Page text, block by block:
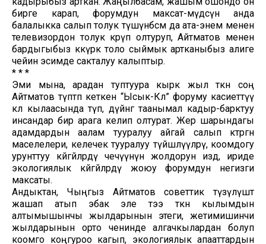
бирге карап, форумдун максат-мүдөөсүн анда
балалыкка салып толук түшүнбөсөм да ата-энем менен
телевизордон толук көрүп олтуруп, Айтматов менен
бардыгыбыз көкүрөк толо сыймык артканыбыз алиге
чейин эсимде сакталуу калыптыр.
* * *
Эми мына, арадан туптуура кырк жыл өткөн соң
Айтматов түптөп кеткен “Ысык-Көл” форуму касиеттүү
көл кылаасында өтүп, дүйнөгө таанымал кадыр-барктуу
инсандар бир арага келип олтурат. Жер шарындагы
адамдардын аалам тууралуу айгай салып көтөргөн
маселелери, келечек тууралуу түйшөлүүлөрү, коомдогу
урунттуу көйгөйлөрдү чечүүнүн жолдорун издөө, ириде
экологиялык көйгөйлөрдү жоюу форумдун негизги
максаты.
Андыктан, Чыңгыз Айтматов советтик түзүлүштө
жашап атып эбак эле тээ өткөн кылымдын
алтымышынчы жылдарынын этеги, жетимишинчи
жылдарынын орто ченинде алгачкылардан болуп
коомго коңгуроо кагып, экологиялык апааттардын